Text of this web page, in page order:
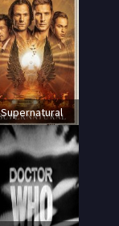
Supernatural